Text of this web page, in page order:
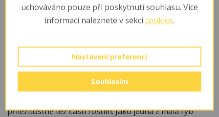
Mláďata
přežije delší dobu, jelikož již při líhnutí opodál čekají
zástupy hladových okounů, candátů, štik atd.
Potrava
příležitostně též části rostlin. Jako jedna z mála ryb
uchováváno pouze při poskytnutí souhlasu. Více
informací naleznete v sekci cookies.
Nastavení preferencí
Souhlasím